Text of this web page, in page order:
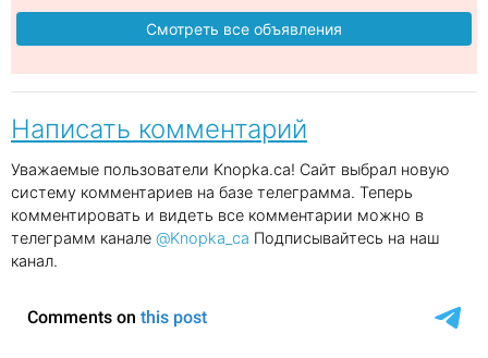
Смотреть все объявления
Написать комментарий
Уважаемые пользователи Knopka.ca! Сайт выбрал новую
систему комментариев на базе телеграмма. Теперь
комментировать и видеть все комментарии можно в
телеграмм канале @Knopka_ca Подписывайтесь на наш
канал.